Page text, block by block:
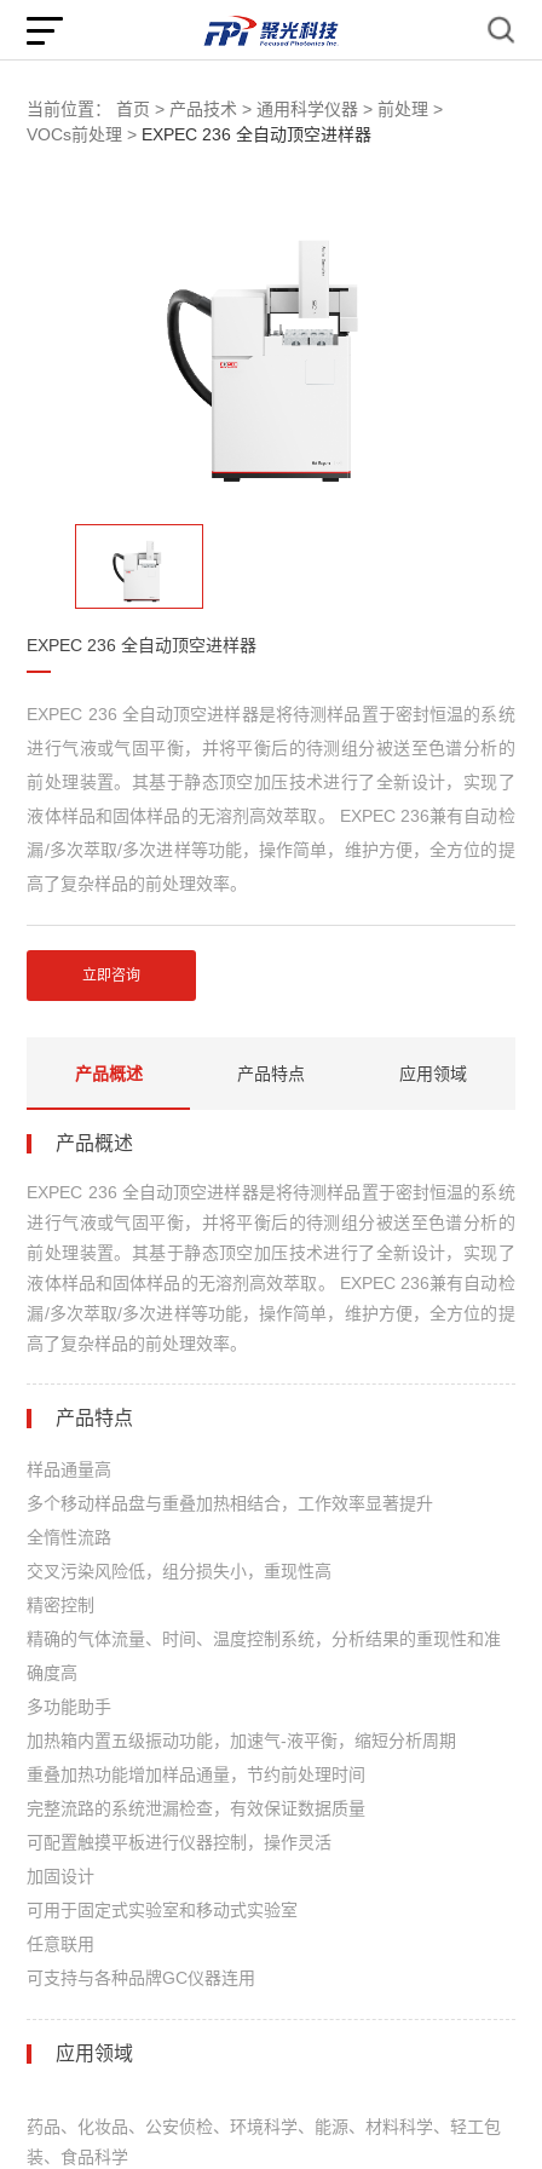
当前位置： 首页 > 产品技术 > 通用科学仪器 > 前处理 >
VOCs前处理 > EXPEC 236 全自动顶空进样器
EXPEC 236 全自动顶空进样器
EXPEC 236 全自动顶空进样器是将待测样品置于密封恒温的系统
进行气液或气固平衡，并将平衡后的待测组分被送至色谱分析的
前处理装置。其基于静态顶空加压技术进行了全新设计，实现了
液体样品和固体样品的无溶剂高效萃取。 EXPEC 236兼有自动检
漏/多次萃取/多次进样等功能，操作简单，维护方便，全方位的提
高了复杂样品的前处理效率。
立即咨询
产品概述 产品特点 应用领域
产品概述
EXPEC 236 全自动顶空进样器是将待测样品置于密封恒温的系统
进行气液或气固平衡，并将平衡后的待测组分被送至色谱分析的
前处理装置。其基于静态顶空加压技术进行了全新设计，实现了
液体样品和固体样品的无溶剂高效萃取。 EXPEC 236兼有自动检
漏/多次萃取/多次进样等功能，操作简单，维护方便，全方位的提
高了复杂样品的前处理效率。
产品特点
样品通量高
多个移动样品盘与重叠加热相结合，工作效率显著提升
全惰性流路
交叉污染风险低，组分损失小，重现性高
精密控制
精确的气体流量、时间、温度控制系统，分析结果的重现性和准
确度高
多功能助手
加热箱内置五级振动功能，加速气-液平衡，缩短分析周期
重叠加热功能增加样品通量，节约前处理时间
完整流路的系统泄漏检查，有效保证数据质量
可配置触摸平板进行仪器控制，操作灵活
加固设计
可用于固定式实验室和移动式实验室
任意联用
可支持与各种品牌GC仪器连用
应用领域
药品、化妆品、公安侦检、环境科学、能源、材料科学、轻工包
装、食品科学